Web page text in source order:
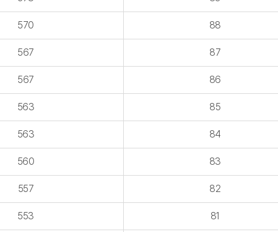
570 88
567 87
567 86
563 85
563 84
560 83
557 82
553 81